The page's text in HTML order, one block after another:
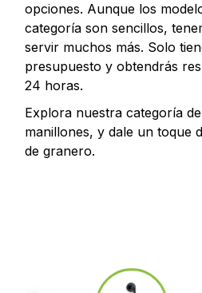
opciones. Aunque los
categoría son sencillos,
servir muchos más. Solo
presupuesto y obtendrás
24 horas.
Explora nuestra categoría
manillones, y dale un toque
de granero.